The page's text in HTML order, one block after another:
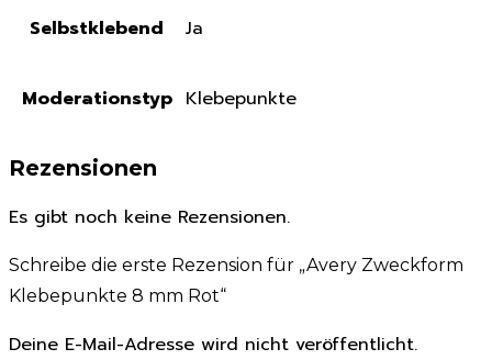
Selbstklebend Ja
Moderationstyp Klebepunkte
Rezensionen
Es gibt noch keine Rezensionen.
Schreibe die erste Rezension für „Avery Zweckform
Klebepunkte 8 mm Rot“
Deine E-Mail-Adresse wird nicht veröffentlicht.